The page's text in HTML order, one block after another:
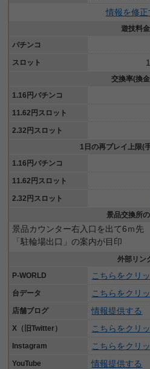
情報を修正
遊技料金
パチンコ
スロット
交換率(換
1.16円パチンコ
11.62円スロット
2.32円スロット
1日の再プレイ上限(
1.16円パチンコ
11.62円スロット
2.32円スロット
景品交換所
景品カウンター右入口を出て6ｍ先
「駐輪場出口」の案内が目印
外部リン
P-WORLD
こちらをクリ
台データ こちらをクリ
店舗ブログ 情報提供する
X（旧Twitter） こちらをクリ
Instagram こちらをクリ
YouTube 情報提供する